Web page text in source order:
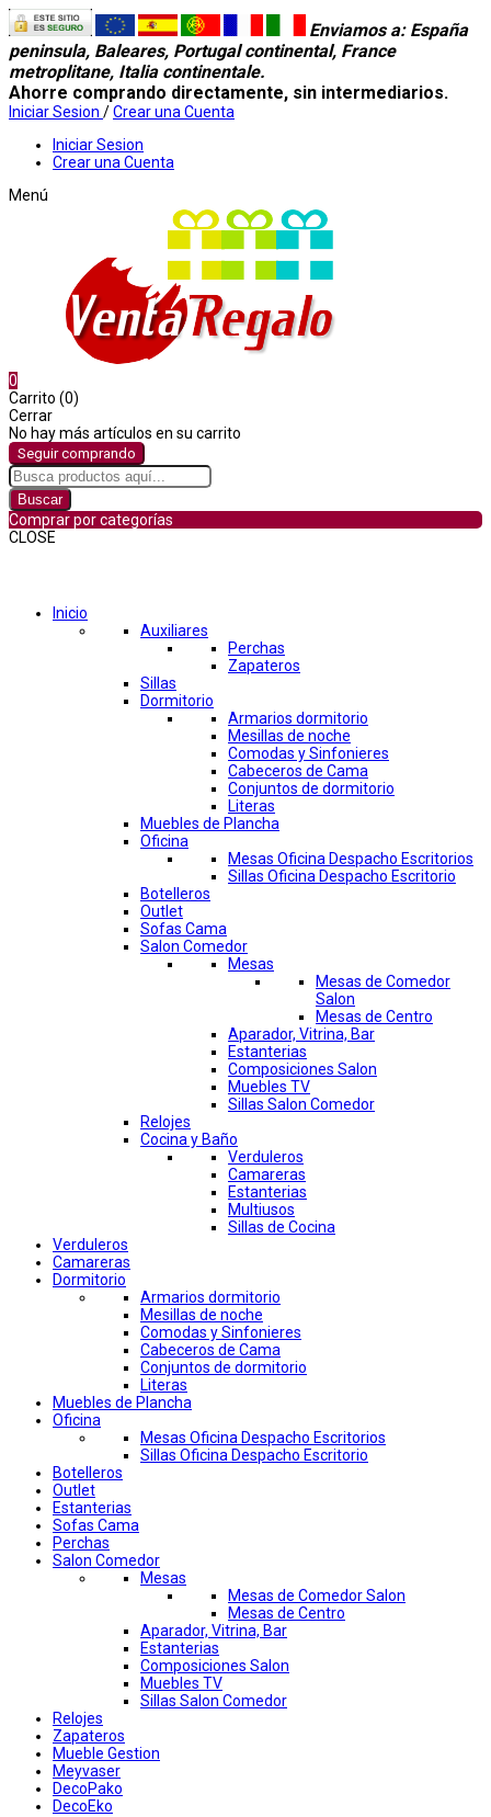
Enviamos a: España
peninsula, Baleares, Portugal continental, France
metroplitane, Italia continentale.
Ahorre comprando directamente, sin intermediarios.
Iniciar Sesion /Crear una Cuenta
Iniciar Sesion
Crear una Cuenta
Menú
0
Carrito (0)
Cerrar
No hay más artículos en su carrito
Seguir comprando
Buscar
Comprar por categorías
CLOSE
Inicio
Auxiliares
Perchas
Zapateros
Sillas
Dormitorio
Armarios dormitorio
Mesillas de noche
Comodas y Sinfonieres
Cabeceros de Cama
Conjuntos de dormitorio
Literas
Muebles de Plancha
Oficina
Mesas Oficina Despacho Escritorios
Sillas Oficina Despacho Escritorio
Botelleros
Outlet
Sofas Cama
Salon Comedor
Mesas
Mesas de Comedor
Salon
Mesas de Centro
Aparador, Vitrina, Bar
Estanterias
Composiciones Salon
Muebles TV
Sillas Salon Comedor
Relojes
Cocina y Baño
Verduleros
Camareras
Estanterias
Multiusos
Sillas de Cocina
Verduleros
Camareras
Dormitorio
Armarios dormitorio
Mesillas de noche
Comodas y Sinfonieres
Cabeceros de Cama
Conjuntos de dormitorio
Literas
Muebles de Plancha
Oficina
Mesas Oficina Despacho Escritorios
Sillas Oficina Despacho Escritorio
Botelleros
Outlet
Estanterias
Sofas Cama
Perchas
Salon Comedor
Mesas
Mesas de Comedor Salon
Mesas de Centro
Aparador, Vitrina, Bar
Estanterias
Composiciones Salon
Muebles TV
Sillas Salon Comedor
Relojes
Zapateros
Mueble Gestion
Meyvaser
DecoPako
DecoEko